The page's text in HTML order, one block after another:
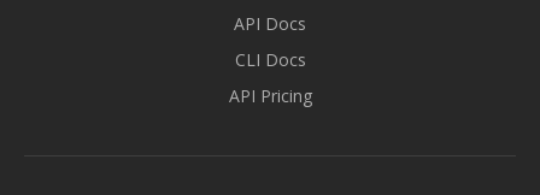
API Docs
CLI Docs
API Pricing